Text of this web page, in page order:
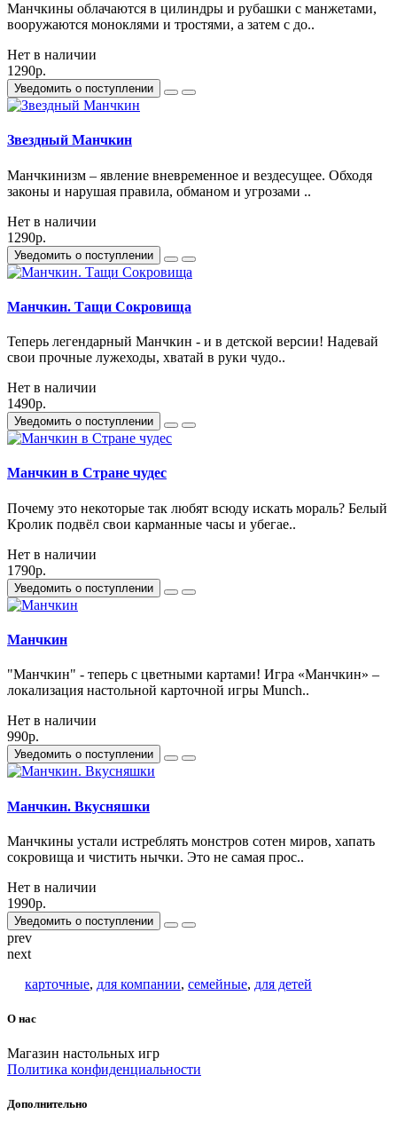
Манчкины облачаются в цилиндры и рубашки с манжетами,
вооружаются моноклями и тростями, а затем с до..
Нет в наличии
1290р.
Уведомить о поступлении
Звездный Манчкин
Манчкинизм – явление вневременное и вездесущее. Обходя
законы и нарушая правила, обманом и угрозами ..
Нет в наличии
1290р.
Уведомить о поступлении
Манчкин. Тащи Сокровища
Теперь легендарный Манчкин - и в детской версии! Надевай
свои прочные лужеходы, хватай в руки чудо..
Нет в наличии
1490р.
Уведомить о поступлении
Манчкин в Стране чудес
Почему это некоторые так любят всюду искать мораль? Белый
Кролик подвёл свои карманные часы и убегае..
Нет в наличии
1790р.
Уведомить о поступлении
Манчкин
"Манчкин" - теперь с цветными картами! Игра «Манчкин» –
локализация настольной карточной игры Munch..
Нет в наличии
990р.
Уведомить о поступлении
Манчкин. Вкусняшки
Манчкины устали истреблять монстров сотен миров, хапать
сокровища и чистить нычки. Это не самая прос..
Нет в наличии
1990р.
Уведомить о поступлении
prev
next
карточные, для компании, семейные, для детей
О нас
Магазин настольных игр
Политика конфиденциальности
Дополнительно